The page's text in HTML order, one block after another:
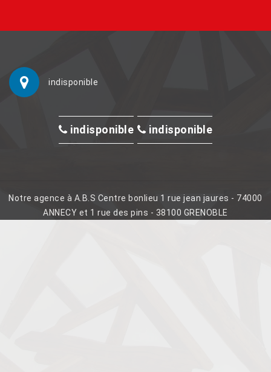
indisponible
indisponible indisponible
Notre agence à A.B.S Centre bonlieu 1 rue jean jaures - 74000
ANNECY et 1 rue des pins - 38100 GRENOBLE